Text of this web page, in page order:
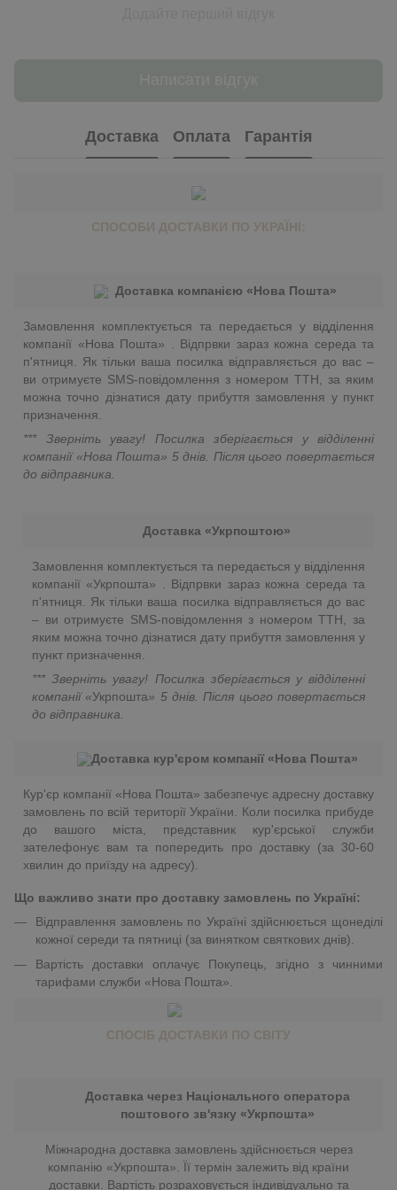
Доставка Оплата Гарантія
СПОСОБИ ДОСТАВКИ ПО УКРАЇНІ:
Доставка компанією «Нова Пошта»
Замовлення комплектується та передається у відділення
компанії «Нова Пошта» . Відпрвки зараз кожна середа та
п'ятниця. Як тільки ваша посилка відправляється до вас –
ви отримуєте SMS-повідомлення з номером ТТН, за яким
можна точно дізнатися дату прибуття замовлення у пункт
призначення.
*** Зверніть увагу! Посилка зберігається у відділенні
компанії «Нова Пошта» 5 днів. Після цього повертається
до відправника.
Доставка «Укрпоштою»
Замовлення комплектується та передається у відділення
компанії «Укрпошта» . Відпрвки зараз кожна середа та
п'ятниця. Як тільки ваша посилка відправляється до вас
– ви отримуєте SMS-повідомлення з номером ТТН, за
яким можна точно дізнатися дату прибуття замовлення у
пункт призначення.
*** Зверніть увагу! Посилка зберігається у відділенні
компанії «Укрпошта» 5 днів. Після цього повертається
до відправника.
Доставка кур'єром компанії «Нова Пошта»
Кур'єр компанії «Нова Пошта» забезпечує адресну доставку
замовлень по всій території України. Коли посилка прибуде
до вашого міста, представник кур'єрської служби
зателефонує вам та попередить про доставку (за 30-60
хвилин до приїзду на адресу).
Що важливо знати про доставку замовлень по Україні:
Відправлення замовлень по Україні здійснюється щонеділі
кожної середи та пятниці (за винятком святкових днів).
Вартість доставки оплачує Покупець, згідно з чинними
тарифами служби «Нова Пошта».
СПОСІБ ДОСТАВКИ ПО СВІТУ
Доставка через Національного оператора
поштового зв'язку «Укрпошта»
Міжнародна доставка замовлень здійснюється через
компанію «Укрпошта». Її термін залежить від країни
доставки. Вартість розраховується індивідуально та